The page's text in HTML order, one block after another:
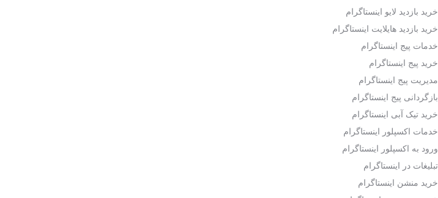
خرید بازدید لایو اینستاگرام
خرید بازدید هایلایت اینستاگرام
خدمات پیج اینستاگرام
خرید پیج اینستاگرام
مدیریت پیج اینستاگرام
بازگردانی پیج اینستاگرام
خرید تیک آبی اینستاگرام
خدمات اکسپلور اینستاگرام
ورود به اکسپلور اینستاگرام
تبلیغات در اینستاگرام
خرید منشن اینستاگرام